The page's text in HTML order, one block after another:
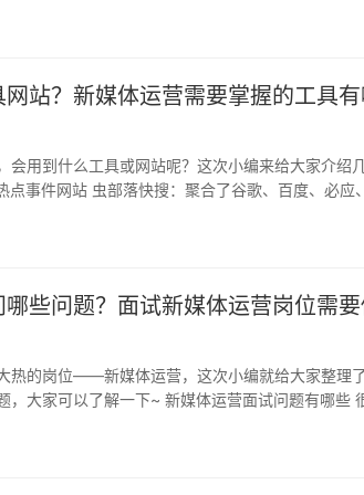
站？新媒体运营需要掌握的工具
会用到什么工具或网站呢？这次小编来给大家介绍
事件网站 虫部落快搜：聚合了谷歌、百度、必应
些问题？面试新媒体运营岗位需
热的岗位——新媒体运营，这次小编就给大家整理
，大家可以了解一下~ 新媒体运营面试问题有哪些